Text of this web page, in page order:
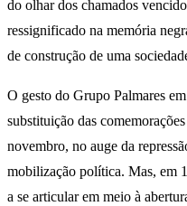
do olhar dos chamados
ressignificado na memória
de construção de uma
O gesto do Grupo Palmares
substituição das
novembro, no auge da
mobilização política. Mas, em
a se articular em meio à